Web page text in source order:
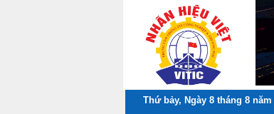
Thứ bảy, Ngày 8 tháng 8 năm